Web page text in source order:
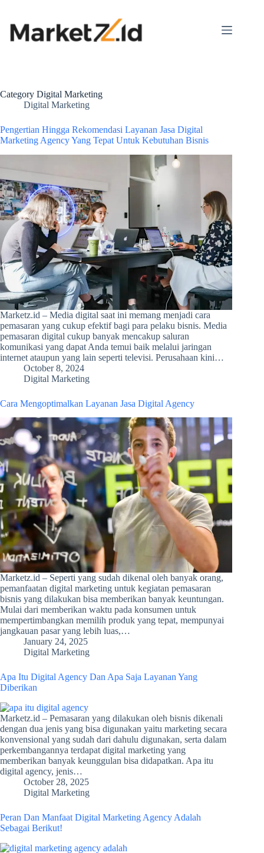
Category Digital Marketing
Digital Marketing
Pengertian Hingga Rekomendasi Layanan Jasa Digital
Marketing Agency Yang Tepat Untuk Kebutuhan Bisnis
Marketz.id – Media digital saat ini memang menjadi cara
pemasaran yang cukup efektif bagi para pelaku bisnis. Media
pemasaran digital cukup banyak mencakup saluran
komunikasi yang dapat Anda temui baik melalui jaringan
internet ataupun yang lain seperti televisi. Perusahaan kini…
October 8, 2024
Digital Marketing
Cara Mengoptimalkan Layanan Jasa Digital Agency
Marketz.id – Seperti yang sudah dikenal oleh banyak orang,
pemanfaatan digital marketing untuk kegiatan pemasaran
bisnis yang dilakukan bisa memberikan banyak keuntungan.
Mulai dari memberikan waktu pada konsumen untuk
mempertimbangkan memilih produk yang tepat, mempunyai
jangkauan pasar yang lebih luas,…
January 24, 2025
Digital Marketing
Apa Itu Digital Agency Dan Apa Saja Layanan Yang
Diberikan
Marketz.id – Pemasaran yang dilakukan oleh bisnis dikenali
dengan dua jenis yang bisa digunakan yaitu marketing secara
konvensional yang sudah dari dahulu digunakan, serta dalam
perkembangannya terdapat digital marketing yang
memberikan banyak keunggulan bisa didapatkan. Apa itu
digital agency, jenis…
October 28, 2025
Digital Marketing
Peran Dan Manfaat Digital Marketing Agency Adalah
Sebagai Berikut!